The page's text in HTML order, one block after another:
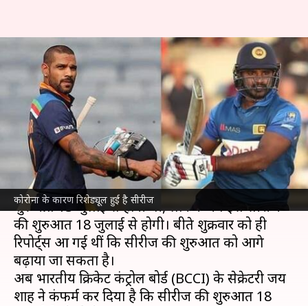
कोरोना के कारण रिशेड्यूल हुई है सीरीज
श्रीलंका बनाम भारत: सीरीज के शेड्यूल
में बदलाव, अब 18 जुलाई से होगी
शुरुआत
लेखन Neeraj Pandey Jul 10, 2021 01:28 pm
क्या है खबर?
भारत और श्रीलंकाके बीच लिमिटेड ओवर्स की सीरीज की
शुरुआत 13 जुलाई से होनी थी, लेकिन अब इस सीरीज
की शुरुआत 18 जुलाई से होगी। बीते शुक्रवार को ही
रिपोर्ट्स आ गई थीं कि सीरीज की शुरुआत को आगे
बढ़ाया जा सकता है।
अब भारतीय क्रिकेट कंट्रोल बोर्ड (BCCI) के सेक्रेटरी जय
शाह ने कंफर्म कर दिया है कि सीरीज की शुरुआत 18